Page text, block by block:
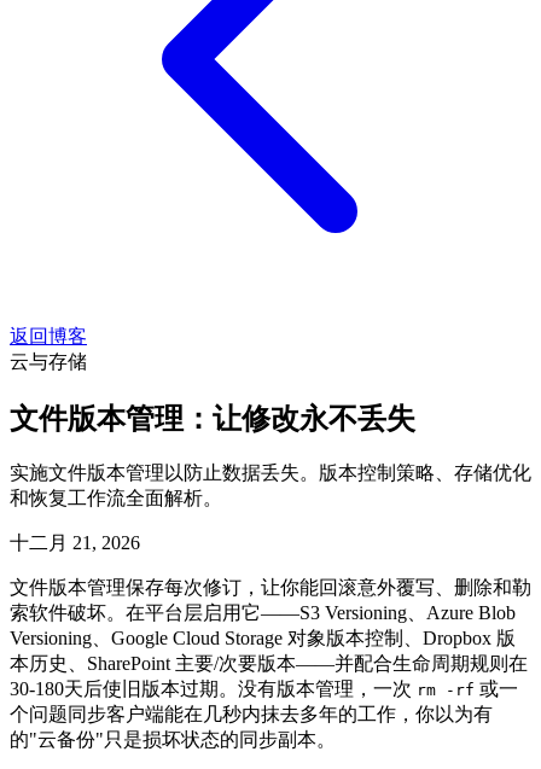
返回博客
云与存储
文件版本管理：让修改永不丢失
实施文件版本管理以防止数据丢失。版本控制策略、存储优化
和恢复工作流全面解析。
十二月 21, 2026
文件版本管理保存每次修订，让你能回滚意外覆写、删除和勒
索软件破坏。在平台层启用它——S3 Versioning、Azure Blob
Versioning、Google Cloud Storage 对象版本控制、Dropbox 版
本历史、SharePoint 主要/次要版本——并配合生命周期规则在
30-180天后使旧版本过期。没有版本管理，一次 rm -rf 或一
个问题同步客户端能在几秒内抹去多年的工作，你以为有
的"云备份"只是损坏状态的同步副本。